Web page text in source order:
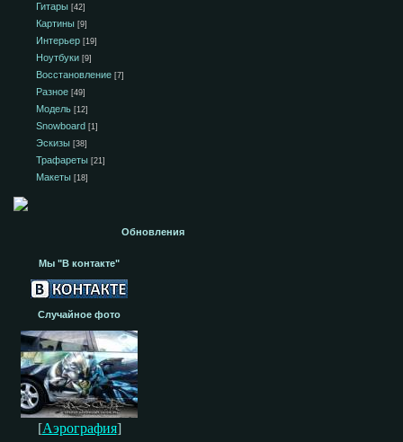
Гитары [42]
Картины [9]
Интерьер [19]
Ноутбуки [9]
Восстановление [7]
Разное [49]
Модель [12]
Snowboard [1]
Эскизы [38]
Трафареты [21]
Макеты [18]
Обновления
Мы "В контакте"
Случайное фото
[Аэрография]